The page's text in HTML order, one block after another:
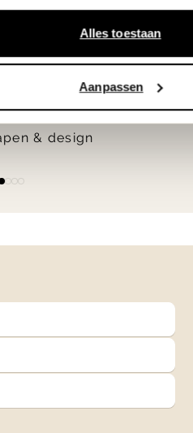
Alles toestaan
Aanpassen
m2
& design